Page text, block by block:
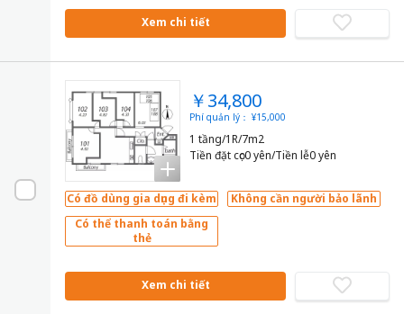
Xem chi tiết
￥34,800
Phí quản lý： ¥15,000
1 tầng/1R/7m2
Tiền đặt cọc0 yên/Tiền lễ0 yên
Có đồ dùng gia dụng đi kèm
Không cần người bảo lãnh
Có thể thanh toán bằng
thẻ
Xem chi tiết